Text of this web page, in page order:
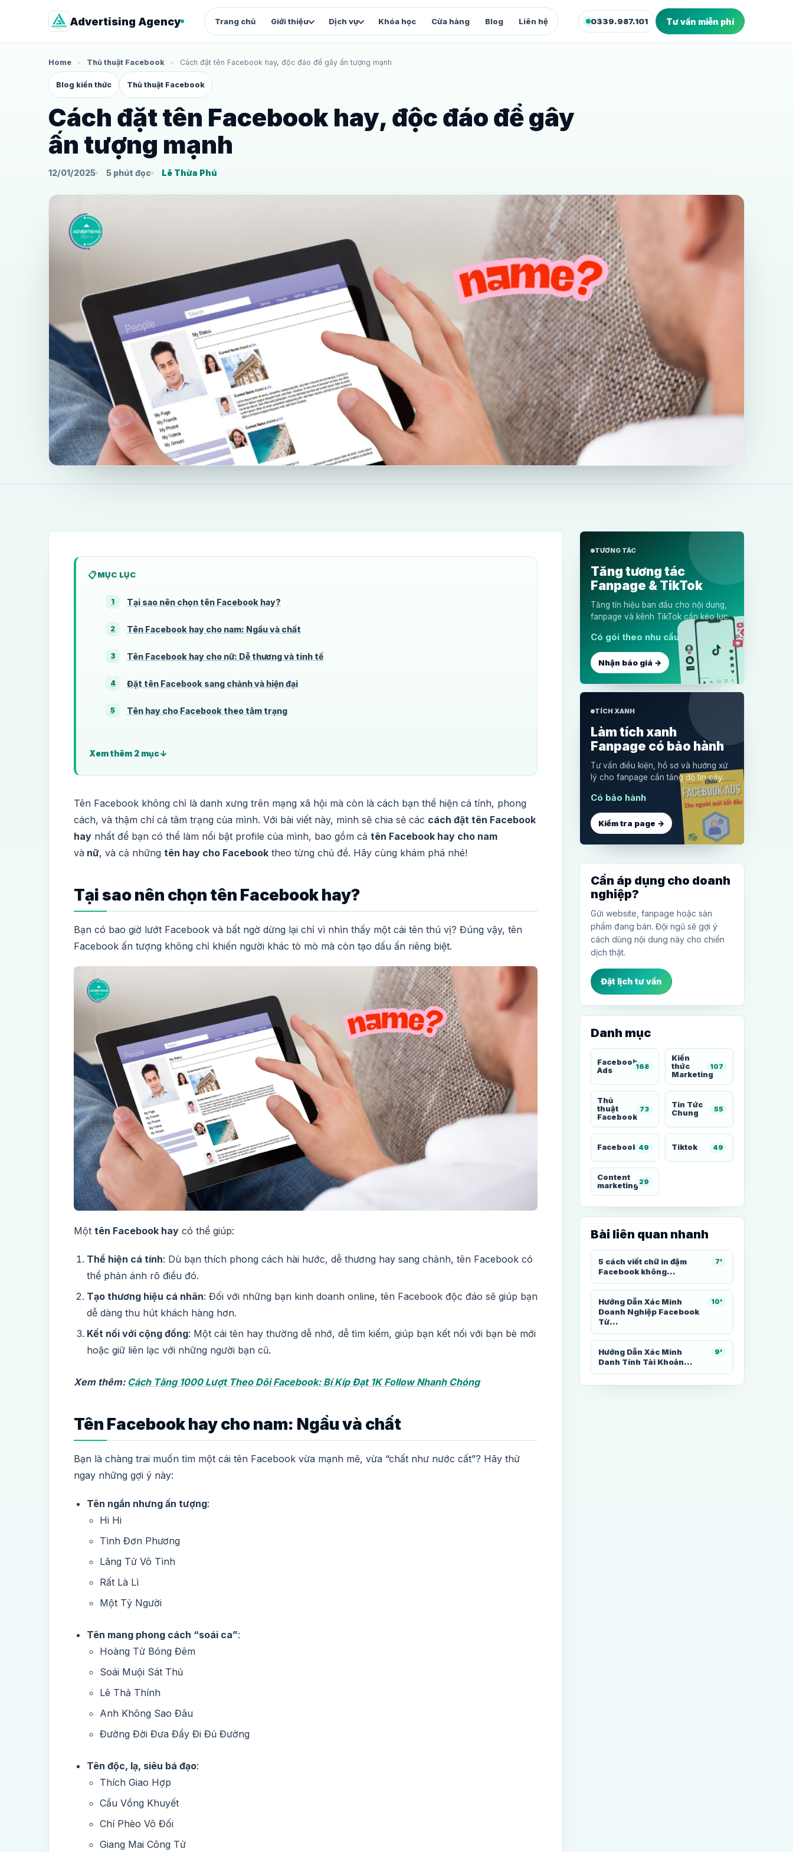
Advertising Agency Trang chủ Giới thiệu Dịch vụ
QUẢNG CÁO
Facebook Ads
Quảng cáo chuyển đổi cho shop và
dịch vụ
Google Ads
Search intent, từ khóa và landing
page
Thuê tài khoản quảng cáo
FACEBOOK & VẬN HÀNH
Khóa học Cửa hàng Blog Liên hệ 0339.987.101 Tư vấn miễn phí
Home - Thủ thuật Facebook - Cách đặt tên Facebook hay, độc đáo để gây ấn tượng mạnh
Blog kiến thức Thủ thuật Facebook
Cách đặt tên Facebook hay, độc đáo để gây
ấn tượng mạnh
12/01/2025 5 phút đọc Lê Thừa Phú
MỤC LỤC
1 Tại sao nên chọn tên Facebook hay?
2 Tên Facebook hay cho nam: Ngầu và chất
3 Tên Facebook hay cho nữ: Dễ thương và tinh tế
4 Đặt tên Facebook sang chảnh và hiện đại
5 Tên hay cho Facebook theo tâm trạng
Xem thêm 2 mục
Tên Facebook không chỉ là danh xưng trên mạng xã hội mà còn là cách bạn thể hiện cá tính, phong
cách, và thậm chí cả tâm trạng của mình. Với bài viết này, mình sẽ chia sẻ các cách đặt tên Facebook
hay nhất để bạn có thể làm nổi bật profile của mình, bao gồm cả tên Facebook hay cho nam
và nữ, và cả những tên hay cho Facebook theo từng chủ đề. Hãy cùng khám phá nhé!
Tại sao nên chọn tên Facebook hay?
Bạn có bao giờ lướt Facebook và bất ngờ dừng lại chỉ vì nhìn thấy một cái tên thú vị? Đúng vậy, tên
Facebook ấn tượng không chỉ khiến người khác tò mò mà còn tạo dấu ấn riêng biệt.
Một tên Facebook hay có thể giúp:
Thể hiện cá tính: Dù bạn thích phong cách hài hước, dễ thương hay sang chảnh, tên Facebook có
thể phản ánh rõ điều đó.
Tạo thương hiệu cá nhân: Đối với những bạn kinh doanh online, tên Facebook độc đáo sẽ giúp bạn
dễ dàng thu hút khách hàng hơn.
Kết nối với cộng đồng: Một cái tên hay thường dễ nhớ, dễ tìm kiếm, giúp bạn kết nối với bạn bè mới
hoặc giữ liên lạc với những người bạn cũ.
Xem thêm: Cách Tăng 1000 Lượt Theo Dõi Facebook: Bí Kíp Đạt 1K Follow Nhanh Chóng
Tên Facebook hay cho nam: Ngầu và chất
Bạn là chàng trai muốn tìm một cái tên Facebook vừa mạnh mẽ, vừa “chất như nước cất”? Hãy thử
ngay những gợi ý này:
Tên ngắn nhưng ấn tượng:
Hi Hi
Tình Đơn Phương
Lãng Tử Vô Tình
Rất Là Lì
Một Tỷ Người
Tên mang phong cách “soái ca”:
Hoàng Tử Bóng Đêm
Soái Muội Sát Thủ
Lê Thả Thính
Anh Không Sao Đâu
Đường Đời Đưa Đẩy Đi Đủ Đường
Tên độc, lạ, siêu bá đạo:
Thích Giao Hợp
Cầu Vồng Khuyết
Chí Phèo Vô Đối
Giang Mai Công Tử
TƯƠNG TÁC
Tăng tương tác
Fanpage & TikTok
Tăng tín hiệu ban đầu cho nội dung,
fanpage và kênh TikTok cần kéo lực.
Có gói theo nhu cầu
Nhận báo giá →
TÍCH XANH
Làm tích xanh
Fanpage có bảo hành
Tư vấn điều kiện, hồ sơ và hướng xử
lý cho fanpage cần tăng độ tin cậy.
Có bảo hành
Kiểm tra page →
Cần áp dụng cho doanh
nghiệp?
Gửi website, fanpage hoặc sản
phẩm đang bán. Đội ngũ sẽ gợi ý
cách dùng nội dung này cho chiến
dịch thật.
Đặt lịch tư vấn
Danh mục
Facebook
Ads
168
Kiến
thức
Marketing
107
Thủ
thuật
Facebook
73
Tin Tức
Chung
55
Facebook 49 Tiktok 49
Content
marketing 29
Bài liên quan nhanh
5 cách viết chữ in đậm
Facebook không...
7'
Hướng Dẫn Xác Minh
Doanh Nghiệp Facebook
Từ...
10'
Hướng Dẫn Xác Minh
Danh Tính Tài Khoản...
9'